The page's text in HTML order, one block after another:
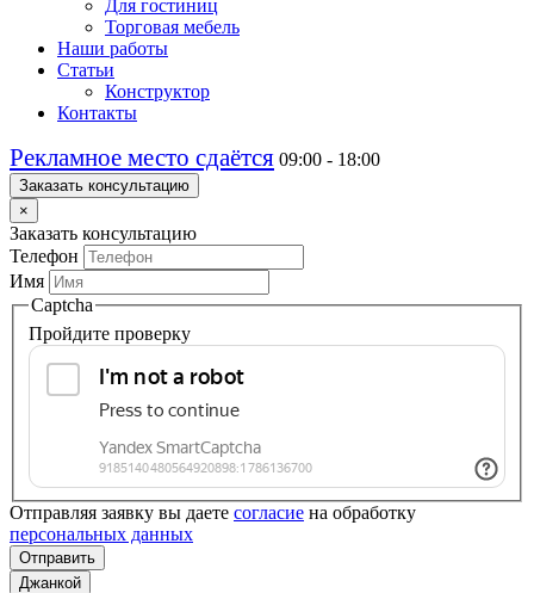
Для гостиниц
Торговая мебель
Наши работы
Статьи
Конструктор
Контакты
Рекламное место сдаётся 09:00 - 18:00
Заказать консультацию
×
Заказать консультацию
Телефон
Имя
Captcha
Пройдите проверку
Отправляя заявку вы даете согласие на обработку
персональных данных
Отправить
Джанкой